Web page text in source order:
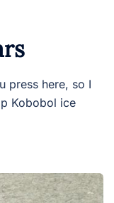
press here, so I
Kobobol ice